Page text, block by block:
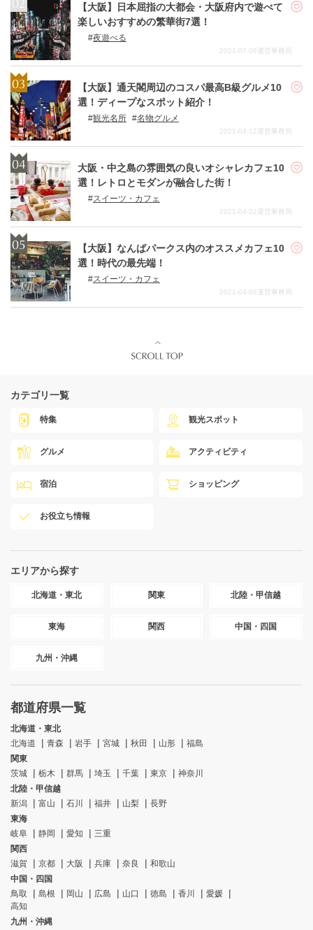
【大阪】日本屈指の大都会・大阪府内で遊べて
楽しいおすすめの繁華街7選！
夜遊べる
2021-07-06運営事務局
【大阪】通天閣周辺のコスパ最高B級グルメ10
選！ディープなスポット紹介！
観光名所 名物グルメ
2021-03-12運営事務局
大阪・中之島の雰囲気の良いオシャレカフェ10
選！レトロとモダンが融合した街！
スイーツ・カフェ
2021-04-22運営事務局
【大阪】なんばパークス内のオススメカフェ10
選！時代の最先端！
スイーツ・カフェ
2021-04-08運営事務局
カテゴリ一覧
特集 観光スポット
グルメ アクティビティ
宿泊 ショッピング
お役立ち情報
エリアから探す
北海道・東北 関東 北陸・甲信越
東海 関西 中国・四国
九州・沖縄
都道府県一覧
北海道・東北
北海道
青森 岩手 宮城 秋田 山形
福島
関東
茨城
栃木 群馬 埼玉 千葉 東京
神奈川
北陸・甲信越
新潟
富山 石川 福井 山梨
長野
東海
岐阜
静岡 愛知
三重
関西
滋賀
京都 大阪 兵庫 奈良
和歌山
中国・四国
鳥取
島根 岡山 広島 山口 徳島 香川
愛媛
高知
九州・沖縄